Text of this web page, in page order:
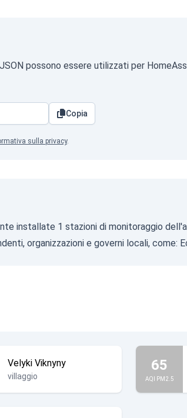
possono essere utilizzati per
Copia
sulla privacy.
installate 1 stazioni di monitoraggio
organizzazioni e governi locali, come:
Velyki Viknyny
villaggio
65
AQI PM2.5